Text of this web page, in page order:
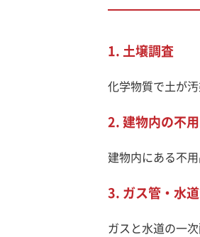
1. 土壌調査
化学物質で土が
2. 建物内の不
建物内にある不
3. ガス管・水
ガスと水道の一